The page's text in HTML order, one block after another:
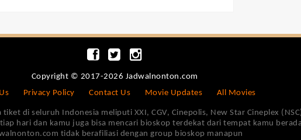
Copyright © 2017-2026 Jadwalnonton.com
Privacy Policy Contact Us Movie Updates All Movies
di seluruh Indonesia meliputi XXI, CGV, Cinepolis, New Star Cineplex
hari dan kamu juga bisa mencari bioskop terdekat dari tempat kamu
tidak berafiliasi dengan group bioskop manapun